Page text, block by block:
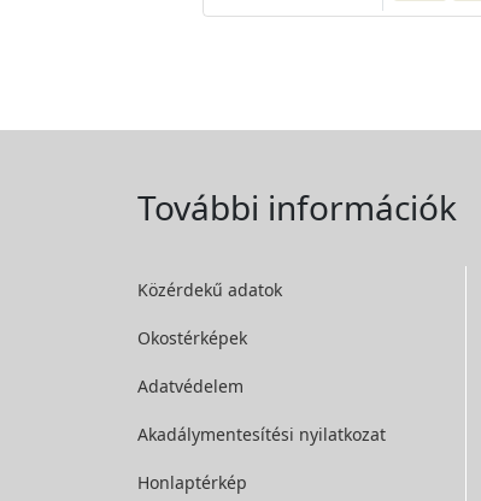
További információk
Közérdekű adatok
Okostérképek
Adatvédelem
Akadálymentesítési nyilatkozat
Honlaptérkép